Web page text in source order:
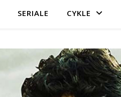
SERIALE CYKLE